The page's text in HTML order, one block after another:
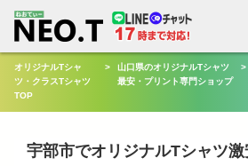
オリジナルTシャ
ツ・クラスTシャツ
TOP
>
山口県のオリジナルTシャツ
最安・プリント専門ショップ
>
宇部市でオリジナルTシャツ
検
索